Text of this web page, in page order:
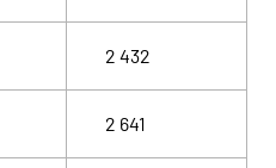
2 432
2 641